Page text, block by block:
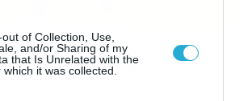
of Collection, Use,
and/or Sharing of my
that Is Unrelated with the
it was collected.
Παναγιωτόπουλος-